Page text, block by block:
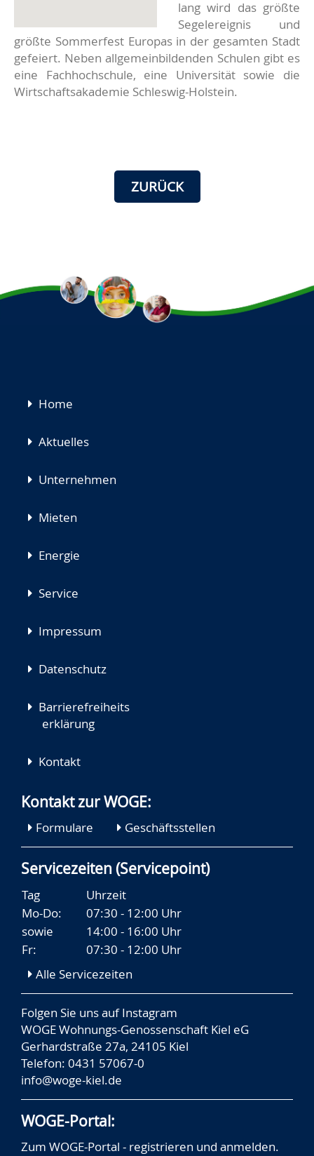
lang wird das größte
Segelereignis und
größte Sommerfest Europas in der gesamten Stadt
gefeiert. Neben allgemeinbildenden Schulen gibt es
eine Fachhochschule, eine Universität sowie die
Wirtschaftsakademie Schleswig-Holstein.
ZURÜCK
Navigation
Home
Aktuelles
Unternehmen
Mieten
Energie
Service
Impressum
Datenschutz
Barrierefreiheits
erklärung
Kontakt
Kontakt zur WOGE:
Formulare Geschäftsstellen
Servicezeiten (Servicepoint)
Tag
Uhrzeit
Mo-Do:
07:30 - 12:00 Uhr
sowie
14:00 - 16:00 Uhr
Fr:
07:30 - 12:00 Uhr
Alle Servicezeiten
Folgen Sie uns aufInstagram
WOGE Wohnungs-Genossenschaft Kiel eG
Gerhardstraße 27a, 24105 Kiel
Telefon: 0431 57067-0
info@woge-kiel.de
WOGE-Portal:
Zum WOGE-Portal - registrieren und anmelden.